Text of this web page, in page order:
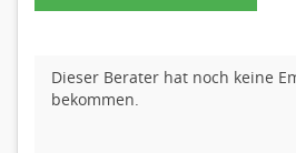
Dieser Berater hat noch keine
bekommen.